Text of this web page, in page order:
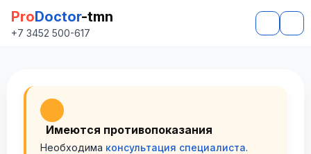
ProDoctor-tmn
+7 3452 500-617
Имеются противопоказания
Необходима консультация специалиста.